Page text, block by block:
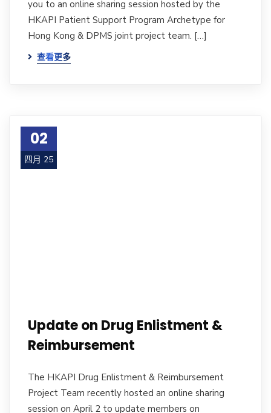
you to an online sharing session hosted by the
HKAPI Patient Support Program Archetype for
Hong Kong & DPMS joint project team. […]
查看更多
02
四月 25
Update on Drug Enlistment &
Reimbursement
The HKAPI Drug Enlistment & Reimbursement
Project Team recently hosted an online sharing
session on April 2 to update members on